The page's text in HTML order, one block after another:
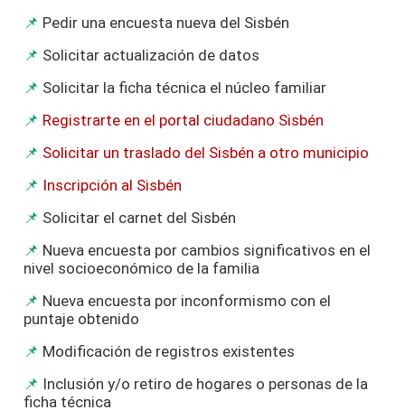
Pedir una encuesta nueva del Sisbén
Solicitar actualización de datos
Solicitar la ficha técnica el núcleo familiar
Registrarte en el portal ciudadano Sisbén
Solicitar un traslado del Sisbén a otro municipio
Inscripción al Sisbén
Solicitar el carnet del Sisbén
Nueva encuesta por cambios significativos en el
nivel socioeconómico de la familia
Nueva encuesta por inconformismo con el
puntaje obtenido
Modificación de registros existentes
Inclusión y/o retiro de hogares o personas de la
ficha técnica